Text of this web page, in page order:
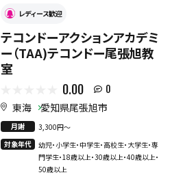
レディース歓迎
テコンドーアクションアカデミ
ー（TAA)テコンドー尾張旭教
室
0.00 0
東海 愛知県尾張旭市
月謝
3,300円〜
対象年代
幼児・小学生・中学生・高校生・大学生・専
門学生・18歳以上・30歳以上・40歳以上・
50歳以上